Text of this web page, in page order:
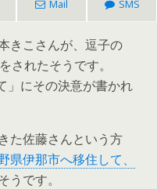
Mail SMS
きこさんが、逗子の
されたそうです。
」にその決意が書かれ
た佐藤さんという方
県伊那市へ移住して、
うです。